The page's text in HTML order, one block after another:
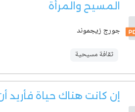
المسيح والمرأة
جورج زيجموند
ثقافة مسيحية
إن كانت هناك حياة فأريد